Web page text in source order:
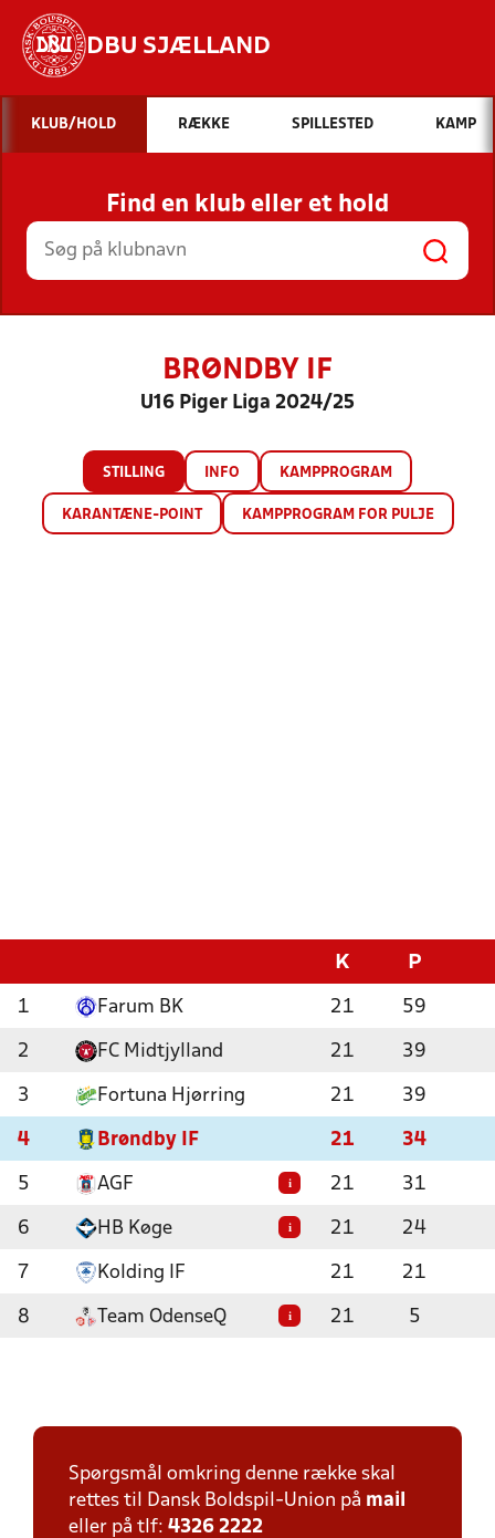
DBU SJÆLLAND
Hvad vil du søge efter?
INDHOLD OG NYHEDER
STILLINGER, RESULTATER, KLUBBER OG
HOLD
KLUB/HOLD RÆKKE SPILLESTED KAMP
Find en klub eller et hold
BRØNDBY IF
U16 Piger Liga 2024/25
STILLING INFO KAMPPROGRAM
KARANTÆNE-POINT KAMPPROGRAM FOR PULJE
K P
1 Farum BK 21 59
2 FC Midtjylland 21 39
3 Fortuna Hjørring 21 39
4 Brøndby IF 21 34
5 AGF i 21 31
6 HB Køge i 21 24
7 Kolding IF 21 21
8 Team OdenseQ i 21 5
Spørgsmål omkring denne række skal
rettes til Dansk Boldspil-Union på mail
eller på tlf: 4326 2222